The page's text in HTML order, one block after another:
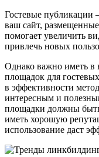
Гостевые публикации
ваш сайт,
помогает увеличить
привлечь новых
Однако важно иметь в
площадок для
в эффективности
интересным и
площадки должны
иметь хорошую
использование даст